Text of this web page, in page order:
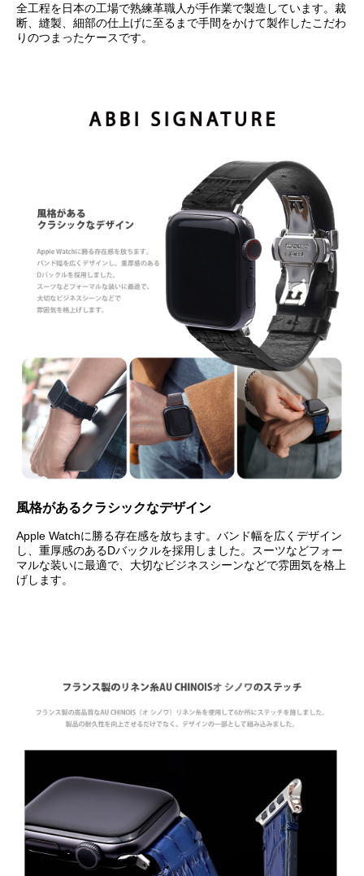
全工程を日本の工場で熟練革職人が手作業で製造しています。裁
断、縫製、細部の仕上げに至るまで手間をかけて製作したこだわ
りのつまったケースです。
風格があるクラシックなデザイン
Apple Watchに勝る存在感を放ちます。バンド幅を広くデザイン
し、重厚感のあるDバックルを採用しました。スーツなどフォー
マルな装いに最適で、大切なビジネスシーンなどで雰囲気を格上
げします。